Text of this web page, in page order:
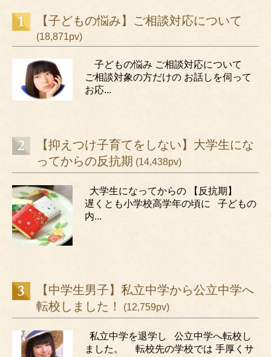
【子どもの悩み】ご相談対応について
(18,871pv)
子どもの悩み ご相談対応について
ご相談対象の方だけの お話しを伺って
お応...
【抑えつけ子育てをしない】大学生にな
ってからの反抗期 (14,438pv)
大学生になってからの 【反抗期】
遅くとも小学校高学年の頃に 子どもの
内...
【中学生男子】私立中学から公立中学へ
転校しました！
(12,759pv)
私立中学を退学し 公立中学へ転校し
ました。 転校先の学校では 手厚くサ